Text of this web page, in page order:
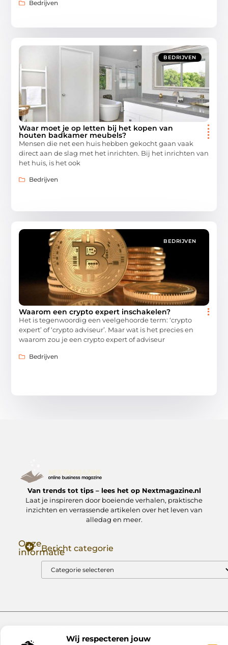
Wij respecteren jouw
Bedrijven
BEDRIJVEN
Waar moet je op letten bij het kopen van
houten badkamer meubels?
Mensen die net een huis hebben gekocht gaan vaak
direct aan de slag met het inrichten. Bij het inrichten van
het huis, is het ook
Bedrijven
BEDRIJVEN
Waarom een crypto expert inschakelen?
Het is tegenwoordig een veelgehoorde term: ‘crypto
expert’ of ‘crypto adviseur’. Maar wat is het precies en
waarom zou je een crypto expert of adviseur
Bedrijven
Van trends tot tips – lees het op Nextmagazine.nl
Laat je inspireren door boeiende verhalen, praktische
inzichten en verrassende artikelen over het leven van
alledag en meer.
Onze
informatieBericht categorie
@2025 www.nextmagazine.nl. All Right Reserved.